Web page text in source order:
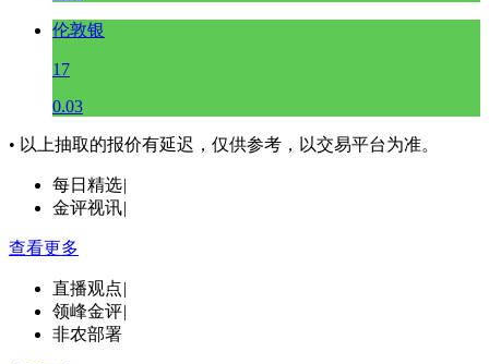
伦敦银
17
0.03
• 以上抽取的报价有延迟，仅供参考，以交易平台为准。
每日精选|
金评视讯|
查看更多
直播观点|
领峰金评|
非农部署